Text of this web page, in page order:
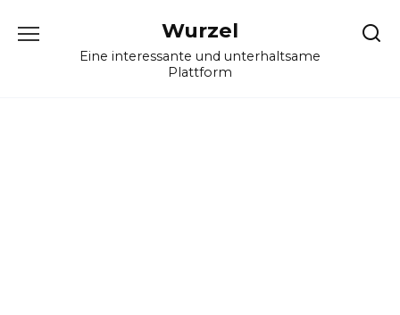
Wurzel
Eine interessante und unterhaltsame
Plattform